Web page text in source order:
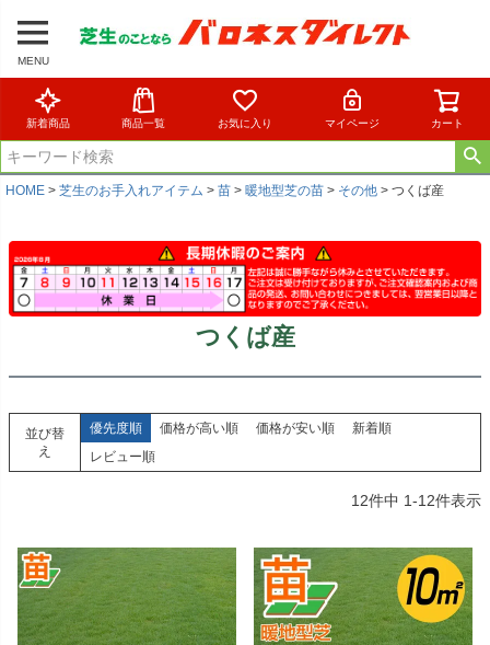
MENU
新着商品 商品一覧 お気に入り マイページ カート
HOME 芝生のお手入れアイテム 苗 暖地型芝の苗 その他 つくば産
つくば産
並び替
え
優先度順 価格が高い順 価格が安い順
新着順
レビュー順
12件中 1-12件表示